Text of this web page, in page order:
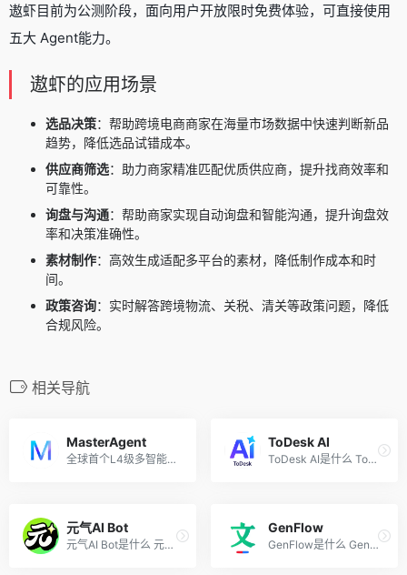
遨虾目前为公测阶段，面向用户开放限时免费体验，可直接使用
五大 Agent能力。
遨虾的应用场景
选品决策：帮助跨境电商商家在海量市场数据中快速判断新品
趋势，降低选品试错成本。
供应商筛选：助力商家精准匹配优质供应商，提升找商效率和
可靠性。
询盘与沟通：帮助商家实现自动询盘和智能沟通，提升询盘效
率和决策准确性。
素材制作：高效生成适配多平台的素材，降低制作成本和时
间。
政策咨询：实时解答跨境物流、关税、清关等政策问题，降低
合规风险。
相关导航
MasterAgent
全球首个L4级多智能体生成与...
ToDesk AI
ToDesk AI是什么 ToDesk AI ...
元气AI Bot
元气AI Bot是什么 元气AI Bot...
GenFlow
GenFlow是什么 GenFlow 是百...